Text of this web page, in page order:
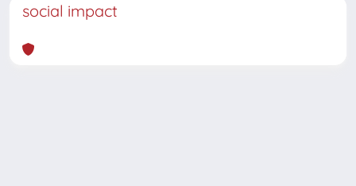
social impact